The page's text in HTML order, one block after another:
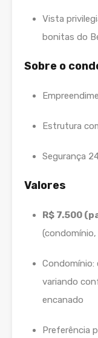
Vista
bonitas do
Sobre o
Estrutura
Segurança
Valores
R$ 7.500
Condomínio:
variando
encanado
Preferência